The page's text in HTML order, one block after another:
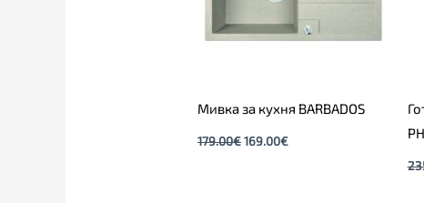
Мивка за кухня BARBADOS
179.00€169.00€